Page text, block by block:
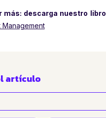
más: descarga nuestro libro
artículo